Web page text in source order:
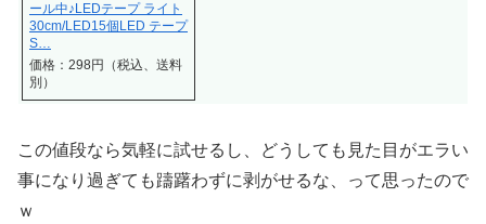
ール中♪LEDテープ ライト
30cm/LED15個LED テープ
S…
価格：298円（税込、送料
別）
この値段なら気軽に試せるし、どうしても見た目がエラい
事になり過ぎても躊躇わずに剥がせるな、って思ったので
ｗ